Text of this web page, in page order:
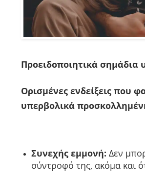
Προειδοποιητικά
Ορισμένες ενδείξεις που
υπερβολικά
Συνεχής εμμονή: Δεν
σύντροφό της, ακόμα και